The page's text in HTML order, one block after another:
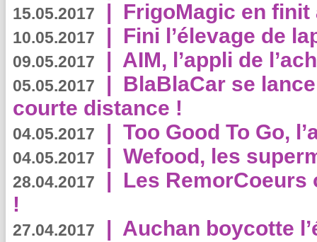
15.05.2017 | FrigoMagic en
10.05.2017 | Fini l’élevage de
09.05.2017 | AIM, l’appli de
05.05.2017 | BlaBlaCar se
courte distance !
04.05.2017 | Too Good To Go,
04.05.2017 | Wefood, les
28.04.2017 | Les RemorCoeurs
!
27.04.2017 | Auchan boycotte